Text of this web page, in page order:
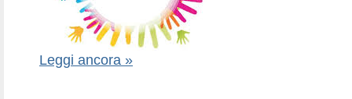
Leggi ancora »